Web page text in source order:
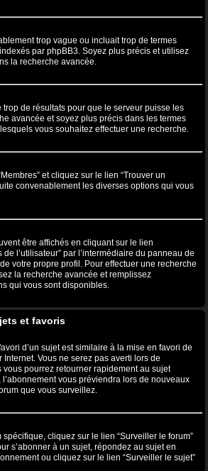
trop vague ou incluait trop de termes
par phpBB3. Soyez plus précis et utilisez
la recherche avancée.
trop de résultats pour que le serveur puisse les
avancée et soyez plus précis dans les termes
vous souhaitez effectuer une recherche.
et cliquez sur le lien “Trouver un
convenablement les diverses options qui vous
être affichés en cliquant sur le lien
l’utilisateur” par l’intermédiaire du panneau de
votre propre profil. Pour effectuer une recherche
la recherche avancée et remplissez
qui vous sont disponibles.
et favoris
d’un sujet est similaire à la mise en favori de
Vous ne serez pas averti lors de
pourrez retourner rapidement au sujet
vous préviendra lors de nouveaux
que vous surveillez.
spécifique, cliquez sur le lien “Surveiller le forum”
s’abonner à un sujet, répondez au sujet en
ou cliquez sur le lien “Surveiller le sujet”